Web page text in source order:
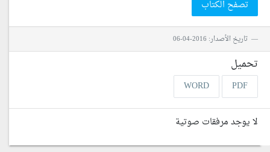
تصفح الكتاب
تاريخ الأصدار: 2016-04-06
تحميل
PDF
WORD
لا يوجد مرفقات صوتية